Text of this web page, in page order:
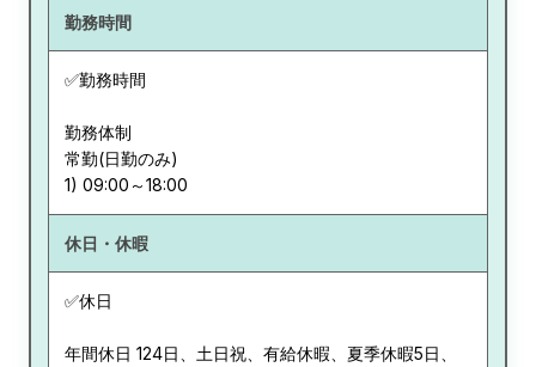
勤務時間
✅勤務時間
勤務体制
常勤(日勤のみ)
休日・休暇
✅休日
年間休日 124日、土日祝、有給休暇、夏季休暇5日、